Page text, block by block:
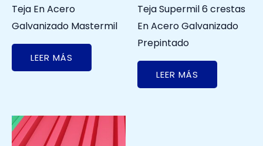
Teja En Acero
Galvanizado Mastermil
LEER MÁS
Teja Supermil 6 crestas
En Acero Galvanizado
Prepintado
LEER MÁS